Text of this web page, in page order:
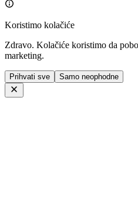
Koristimo kolačiće
Zdravo. Kolačiće koristimo da
marketing.
Prihvati sve Samo neophodne